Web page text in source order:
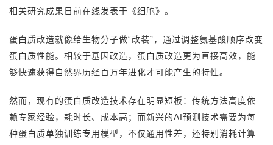
相关研究成果日前在线发表于《细胞》。
蛋白质改造就像给生物分子做“改装”，通过调整氨基酸顺序改变
蛋白质性能。相较于基因改造，蛋白质改造更为直接高效，能
够快速获得自然界历经百万年进化才可能产生的特性。
然而，现有的蛋白质改造技术存在明显短板：传统方法高度依
赖专家经验，耗时长、成本高；而新兴的AI预测技术需要为每
种蛋白质单独训练专用模型，不仅通用性差，还特别消耗计算